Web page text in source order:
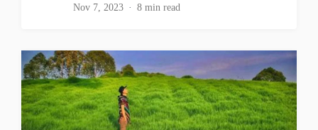
Nov 7, 2023
8 min read